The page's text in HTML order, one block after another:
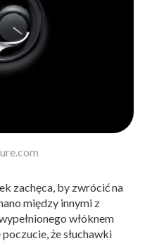
zachęca, by zwrócić na
między innymi z
włóknem
że słuchawki